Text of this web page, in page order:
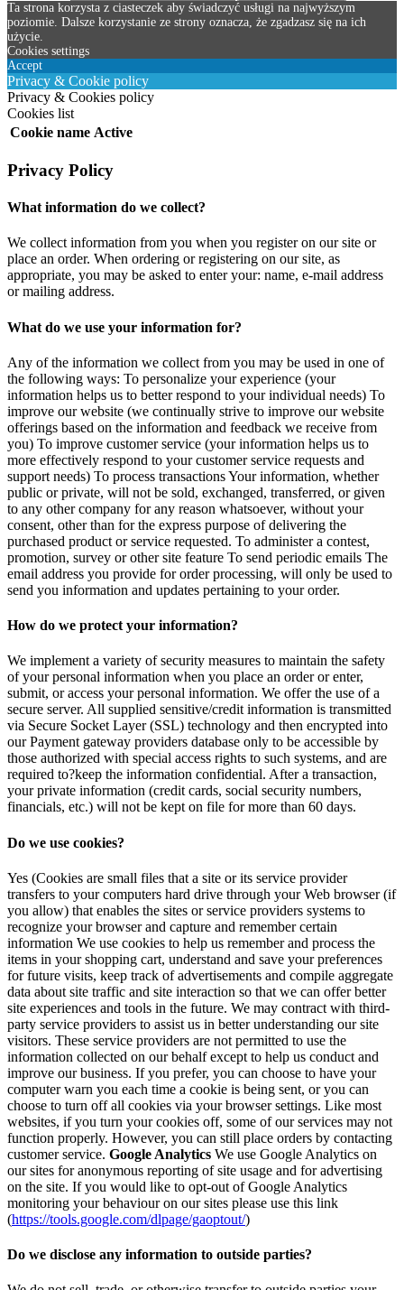
Ta strona korzysta z ciasteczek aby świadczyć usługi na najwyższym
poziomie. Dalsze korzystanie ze strony oznacza, że zgadzasz się na ich
użycie.
Cookies settings
Accept
Privacy & Cookie policy
Privacy & Cookies policy
Cookies list
Cookie name Active
Privacy Policy
What information do we collect?
We collect information from you when you register on our site or
place an order. When ordering or registering on our site, as
appropriate, you may be asked to enter your: name, e-mail address
or mailing address.
What do we use your information for?
Any of the information we collect from you may be used in one of
the following ways: To personalize your experience (your
information helps us to better respond to your individual needs) To
improve our website (we continually strive to improve our website
offerings based on the information and feedback we receive from
you) To improve customer service (your information helps us to
more effectively respond to your customer service requests and
support needs) To process transactions Your information, whether
public or private, will not be sold, exchanged, transferred, or given
to any other company for any reason whatsoever, without your
consent, other than for the express purpose of delivering the
purchased product or service requested. To administer a contest,
promotion, survey or other site feature To send periodic emails The
email address you provide for order processing, will only be used to
send you information and updates pertaining to your order.
How do we protect your information?
We implement a variety of security measures to maintain the safety
of your personal information when you place an order or enter,
submit, or access your personal information. We offer the use of a
secure server. All supplied sensitive/credit information is transmitted
via Secure Socket Layer (SSL) technology and then encrypted into
our Payment gateway providers database only to be accessible by
those authorized with special access rights to such systems, and are
required to?keep the information confidential. After a transaction,
your private information (credit cards, social security numbers,
financials, etc.) will not be kept on file for more than 60 days.
Do we use cookies?
Yes (Cookies are small files that a site or its service provider
transfers to your computers hard drive through your Web browser (if
you allow) that enables the sites or service providers systems to
recognize your browser and capture and remember certain
information We use cookies to help us remember and process the
items in your shopping cart, understand and save your preferences
for future visits, keep track of advertisements and compile aggregate
data about site traffic and site interaction so that we can offer better
site experiences and tools in the future. We may contract with third-
party service providers to assist us in better understanding our site
visitors. These service providers are not permitted to use the
information collected on our behalf except to help us conduct and
improve our business. If you prefer, you can choose to have your
computer warn you each time a cookie is being sent, or you can
choose to turn off all cookies via your browser settings. Like most
websites, if you turn your cookies off, some of our services may not
function properly. However, you can still place orders by contacting
customer service. Google Analytics We use Google Analytics on
our sites for anonymous reporting of site usage and for advertising
on the site. If you would like to opt-out of Google Analytics
monitoring your behaviour on our sites please use this link
(https://tools.google.com/dlpage/gaoptout/)
Do we disclose any information to outside parties?